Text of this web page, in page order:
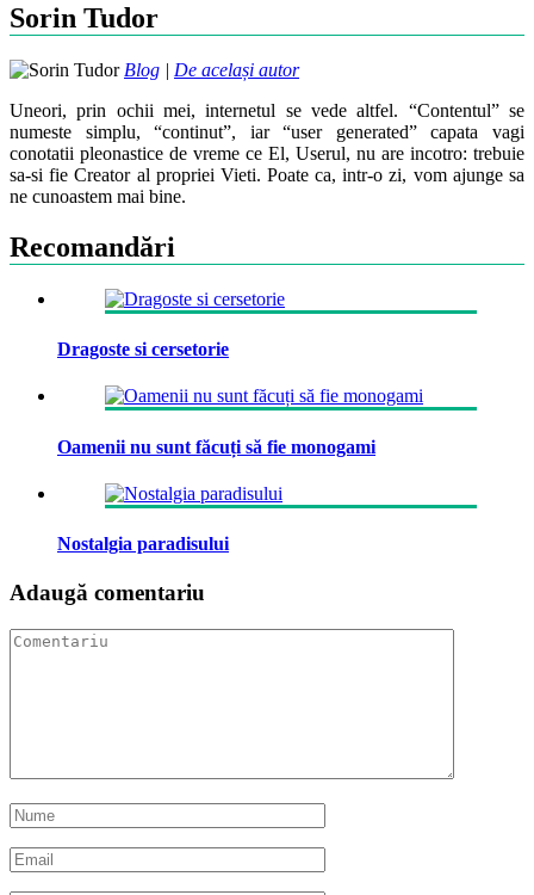
Sorin Tudor
Blog | De același autor
Uneori, prin ochii mei, internetul se vede altfel. “Contentul” se
numeste simplu, “continut”, iar “user generated” capata vagi
conotatii pleonastice de vreme ce El, Userul, nu are incotro: trebuie
sa-si fie Creator al propriei Vieti. Poate ca, intr-o zi, vom ajunge sa
ne cunoastem mai bine.
Recomandări
Dragoste si cersetorie
Oamenii nu sunt făcuți să fie monogami
Nostalgia paradisului
Adaugă comentariu